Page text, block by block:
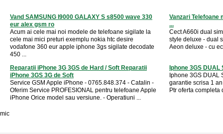
Vand SAMSUNG I9000 GALAXY S s8500 wave 330
eur alex gsm ro
Acum ai cele mai noi modele de telefoane sigilate la
cele mai mici preturi exemplu nokia htc desire
vodafone 360 eur apple iphone 3gs sigilate decodate
450 ...
Vanzari Telefoane
...
Cect A660i dual
style deluxe - dual
Aeon deluxe - cu
Reparatii iPhone 3G 3GS de Hard / Soft Reparatii
iPhone 3GS 3G de Soft
Service GSM Apple iPhone - 0765.848.374 - Catalin -
Oferim Service PROFESIONAL pentru telefoane Apple
iPhone Orice model sau versiune. - Operatiuni ...
Iphone 3GS DUAL
Iphone 3GS DUAL
garantie scrisa 1
Ptr oferta completa
mic